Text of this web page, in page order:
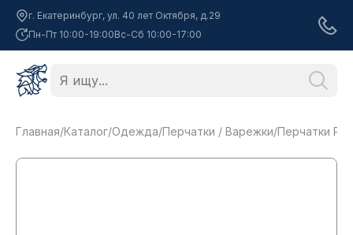
г. Екатеринбург, ул. 40 лет Октября, д.29
Пн-Пт 10:00-19:00Вс-Сб 10:00-17:00
Главная/Каталог/Одежда/Перчатки / Варежки/Перчатки